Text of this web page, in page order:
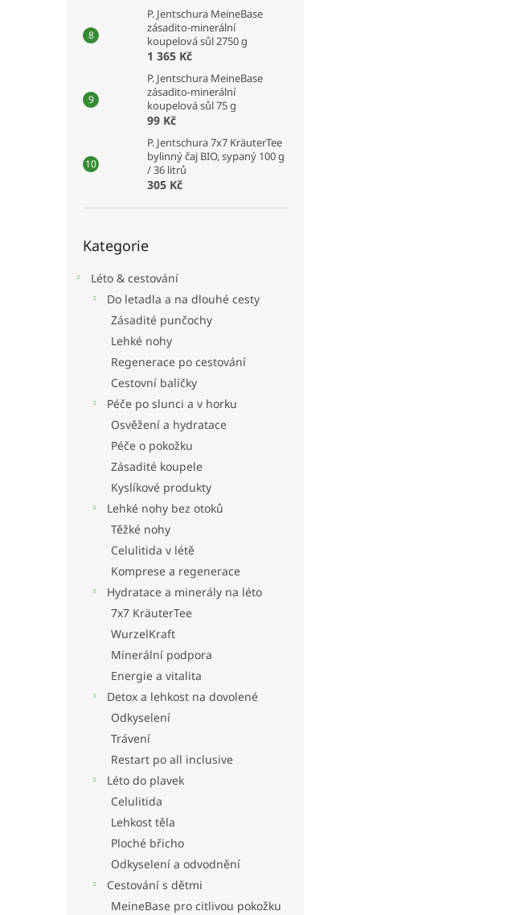
P. Jentschura MeineBase
zásadito-minerální
koupelová sůl 2750 g
1 365 Kč
P. Jentschura MeineBase
zásadito-minerální
koupelová sůl 75 g
99 Kč
P. Jentschura 7x7 KräuterTee
bylinný čaj BIO, sypaný 100 g
/ 36 litrů
305 Kč
kategorie
Kategorie
Léto & cestování
Do letadla a na dlouhé cesty
Zásadité punčochy
Lehké nohy
Regenerace po cestování
Cestovní balíčky
Péče po slunci a v horku
Osvěžení a hydratace
Péče o pokožku
Zásadité koupele
Kyslíkové produkty
Lehké nohy bez otoků
Těžké nohy
Celulitida v létě
Komprese a regenerace
Hydratace a minerály na léto
7x7 KräuterTee
WurzelKraft
Minerální podpora
Energie a vitalita
Detox a lehkost na dovolené
Odkyselení
Trávení
Restart po all inclusive
Léto do plavek
Celulitida
Lehkost těla
Ploché břicho
Odkyselení a odvodnění
Cestování s dětmi
MeineBase pro citlivou pokožku